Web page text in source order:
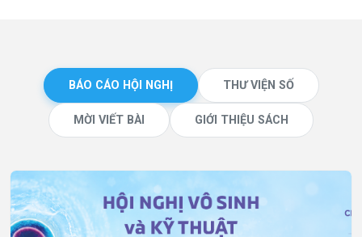
BÁO CÁO HỘI NGHỊ THƯ VIỆN SỐ
MỜI VIẾT BÀI GIỚI THIỆU SÁCH